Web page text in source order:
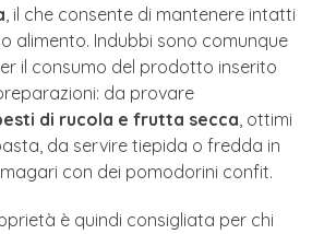
, il che consente di mantenere intatti
alimento. Indubbi sono comunque
il consumo del prodotto inserito
da provare
di rucola e frutta secca, ottimi
da servire tiepida o fredda in
con dei pomodorini confit.
è quindi consigliata per chi